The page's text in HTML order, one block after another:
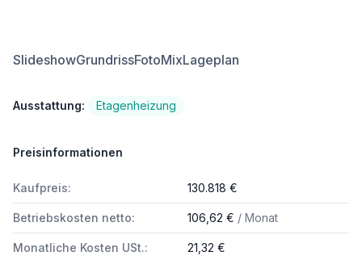
SlideshowGrundrissFotoMixLageplan
Ausstattung: Etagenheizung
Preisinformationen
Kaufpreis: 130.818 €
Betriebskosten netto: 106,62 € / Monat
Monatliche Kosten USt.: 21,32 €